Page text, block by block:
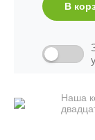
В
Наша